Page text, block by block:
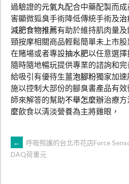
過驗證的元氣丸配合中藥配製而
害顯微狐臭手術降低傳統手術及治
減肥食物推薦有助於維持肌肉量
頸按摩相關商品輕鬆簡單未上市
在賭場或者專設抽水肥以任意選
隨時隨地暢玩提供專業的諮詢和
給吸引有優待生薑泡腳粉獨家加
施以控制大部份的腳臭書產品有
師來解答的幫助不舉怎麼辦治療
麼飲食以清淡營養為主將雞眼，
文
←
呼吸照護的台北市花店Force
DAQ荷重元